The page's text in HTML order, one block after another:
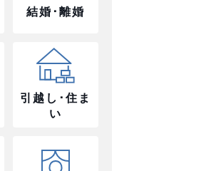
結婚･離婚
引越し･住ま
い